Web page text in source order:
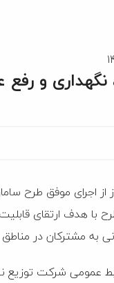
و
اجرای موفق طرح
هدف ارتقای
به مشترکان در
عمومی شرکت توزیع